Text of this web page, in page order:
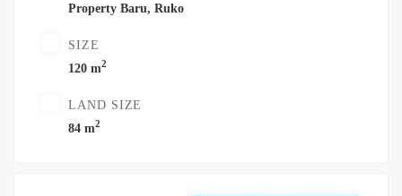
Property Baru, Ruko
SIZE
120 m2
LAND SIZE
84 m2